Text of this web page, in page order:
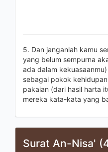
5. Dan janganlah kamu
yang belum sempurna
ada dalam
sebagai pokok
pakaian (dari hasil harta
mereka kata-kata yang
Surat An-Nisa'